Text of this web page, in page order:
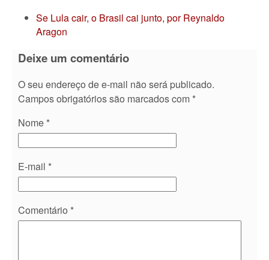
Se Lula cair, o Brasil cai junto, por Reynaldo
Aragon
Deixe um comentário
O seu endereço de e-mail não será publicado.
Campos obrigatórios são marcados com *
Nome *
E-mail *
Comentário *